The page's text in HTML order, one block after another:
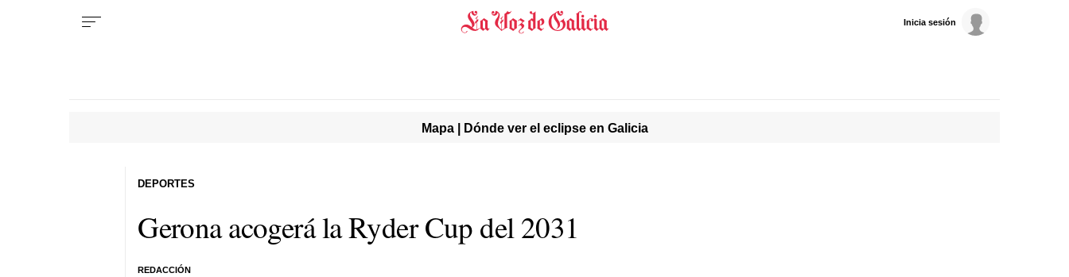
Inicia sesión
Mapa | Dónde ver el eclipse en Galicia
Gerona acogerá la Ryder Cup del 2031
REDACCIÓN
DEPORTES